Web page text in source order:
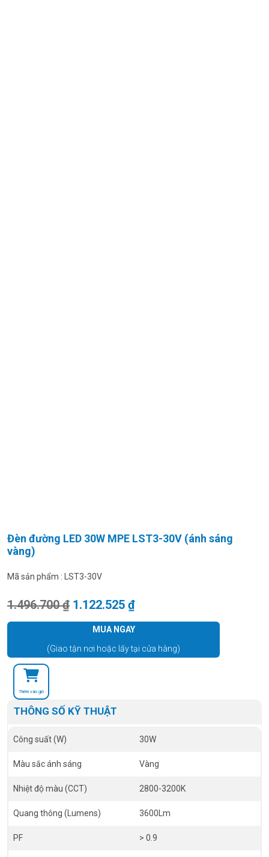
Đèn đường LED 30W MPE LST3-30V (ánh sáng
vàng)
Mã sản phẩm : LST3-30V
1.496.700₫ Giá gốc là: 1.496.700 ₫.
1.122.525 ₫Giá hiện tại là: 1.122.525
MUA NGAY
(Giao tận nơi hoặc lấy tại cửa hàng)
Thêm vào giỏ
THÔNG SỐ KỸ THUẬT
Công suất (W) 30W
Màu sắc ánh sáng Vàng
Nhiệt độ màu (CCT) 2800-3200K
Quang thông (Lumens) 3600Lm
PF > 0.9